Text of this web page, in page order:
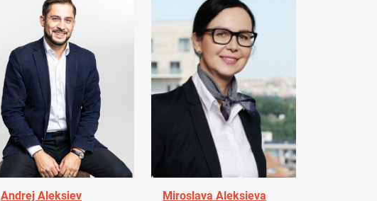
Andrej Aleksiev
Miroslava Aleksieva